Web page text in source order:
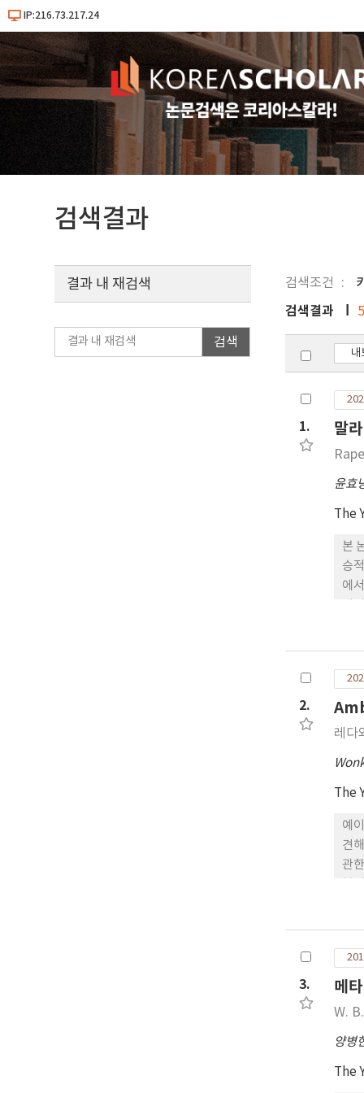
IP:216.73.217.24
검색결과
검색조건
결과 내 재검색
검색
검색결과 5
내
1. 말
윤효
The
본
승
에
2.
레다
The
예
견
관
지
3. 메
W.
양병
The